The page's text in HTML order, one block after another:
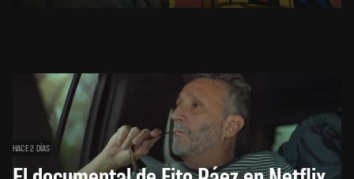
HACE 2 DÍAS